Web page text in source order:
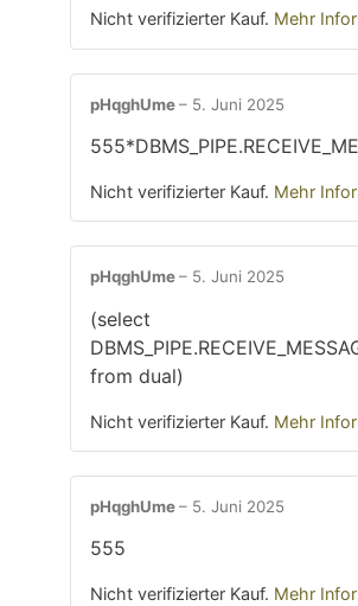
Nicht verifizierter Kauf. Mehr
pHqghUme– 5. Juni 2025
Nicht verifizierter Kauf. Mehr
pHqghUme– 5. Juni 2025
(select
from dual)
Nicht verifizierter Kauf. Mehr
pHqghUme– 5. Juni 2025
555
Nicht verifizierter Kauf. Mehr